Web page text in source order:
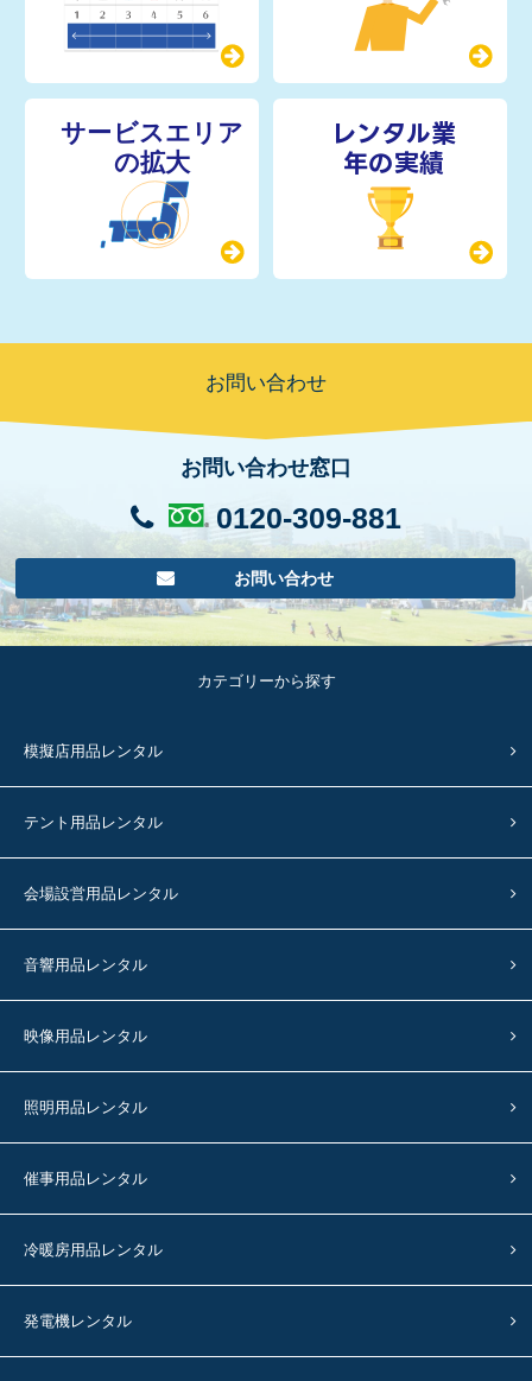
レンタル業
年の実績
お問い合わせ
お問い合わせ窓口
0120-309-881
お問い合わせ
カテゴリーから探す
模擬店用品レンタル
テント用品レンタル
会場設営用品レンタル
音響用品レンタル
映像用品レンタル
照明用品レンタル
催事用品レンタル
冷暖房用品レンタル
発電機レンタル